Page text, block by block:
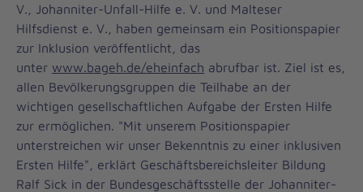
V., Johanniter-Unfall-Hilfe e. V. und Malteser
Hilfsdienst e. V., haben gemeinsam ein Positionspapier
zur Inklusion veröffentlicht, das
unter www.bageh.de/eheinfach abrufbar ist. Ziel ist es,
allen Bevölkerungsgruppen die Teilhabe an der
wichtigen gesellschaftlichen Aufgabe der Ersten Hilfe
zur ermöglichen. "Mit unserem Positionspapier
unterstreichen wir unser Bekenntnis zu einer inklusiven
Ersten Hilfe", erklärt Geschäftsbereichsleiter Bildung
Ralf Sick in der Bundesgeschäftsstelle der Johanniter-